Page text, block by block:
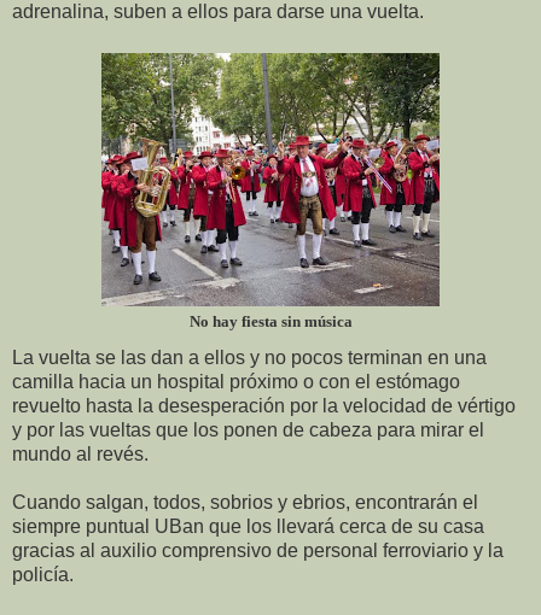
adrenalina, suben a ellos para darse una vuelta.
No hay fiesta sin música
La vuelta se las dan a ellos y no pocos terminan en una
camilla hacia un hospital próximo o con el estómago
revuelto hasta la desesperación por la velocidad de vértigo
y por las vueltas que los ponen de cabeza para mirar el
mundo al revés.
Cuando salgan, todos, sobrios y ebrios, encontrarán el
siempre puntual UBan que los llevará cerca de su casa
gracias al auxilio comprensivo de personal ferroviario y la
policía.